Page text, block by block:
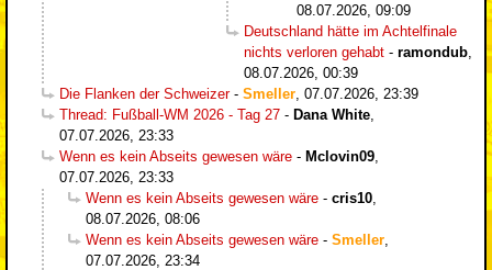
08.07.2026, 09:09
Deutschland hätte im Achtelfinale
nichts verloren gehabt - ramondub
08.07.2026, 00:39
Die Flanken der Schweizer- Smeller 07.07.2026, 23:39
Thread: Fußball-WM 2026 - Tag 27 - Dana White
07.07.2026, 23:33
Wenn es kein Abseits gewesen wäre - Mclovin09
07.07.2026, 23:33
Wenn es kein Abseits gewesen wäre - cris10
08.07.2026, 08:06
Wenn es kein Abseits gewesen wäre - Smeller
07.07.2026, 23:34